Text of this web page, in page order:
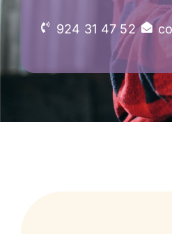
924 31 47 52